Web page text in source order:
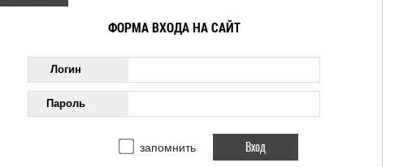
ФОРМА ВХОДА НА САЙТ
Логин
Пароль
запомнить